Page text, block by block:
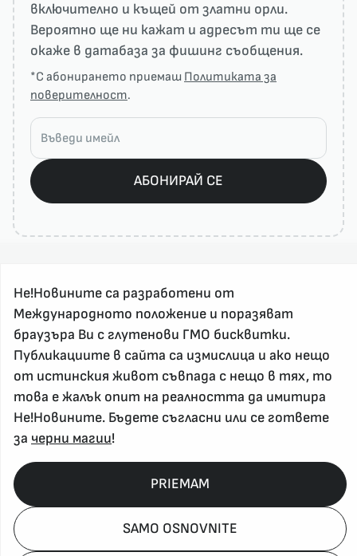
включително и къщей от златни орли.
Вероятно ще ни кажат и адресът ти ще се
окаже в датабаза за фишинг съобщения.
*С абонирането приемаш Политиката за
поверителност.
АБОНИРАЙ СЕ
За реклама и връзка с нас, пишете на
nenovinite@gmail.com
Контакт
За нас
Напиши Не!Новина
Абонирай се
Policy, Rights, etc 2026
Не!Новините са разработени от
Международното положение и поразяват
браузъра Ви с глутенови ГМО бисквитки.
Публикациите в сайта са измислица и ако нещо
от истинския живот съвпада с нещо в тях, то
това е жалък опит на реалността да имитира
Не!Новините. Бъдете съгласни или се гответе
за черни магии!
SAMO OSNOVNITE
PRIEMAM